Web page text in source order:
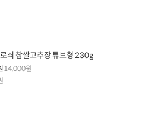
쇠 찹쌀고추장 튜브형 230g
14,000원